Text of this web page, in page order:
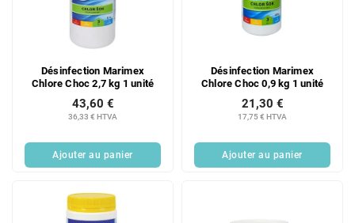
Désinfection Marimex
Chlore Choc 2,7 kg 1 unité
36,33 € HTVA
43,60 €
Ajouter au panier
Désinfection Marimex
Chlore Choc 0,9 kg 1 unité
17,75 € HTVA
21,30 €
Ajouter au panier